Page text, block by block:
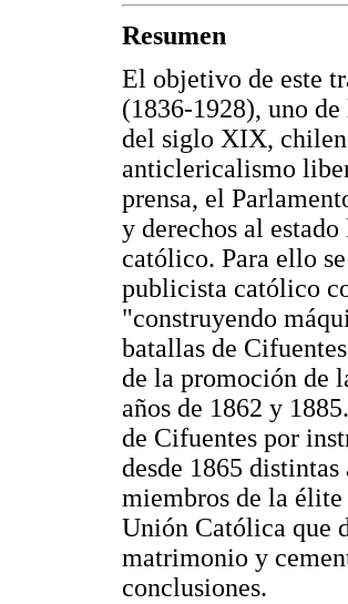
Resumen
El objetivo de este
(1836-1928), uno
del siglo XIX,
anticlericalismo
prensa, el
y derechos al
católico. Para ello
publicista católico
"construyendo
batallas de
de la promoción de
años de 1862 y
de Cifuentes por
desde 1865
miembros de la
Unión Católica que
matrimonio y
conclusiones.